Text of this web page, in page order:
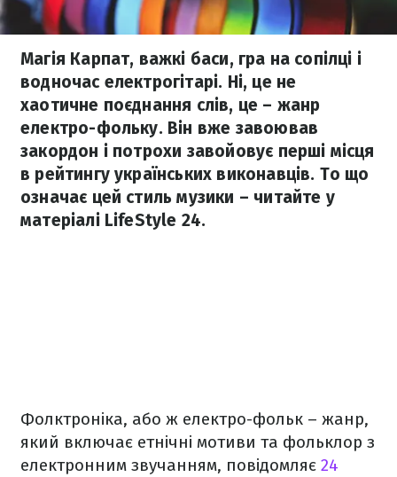
Магія Карпат, важкі баси, гра на сопілці і
водночас електрогітарі. Ні, це не
хаотичне поєднання слів, це – жанр
електро-фольку. Він вже завоював
закордон і потрохи завойовує перші місця
в рейтингу українських виконавців. То що
означає цей стиль музики – читайте у
матеріалі LifeStyle 24.
Фолктроніка, або ж електро-фольк – жанр,
який включає етнічні мотиви та фольклор з
електронним звучанням, повідомляє 24